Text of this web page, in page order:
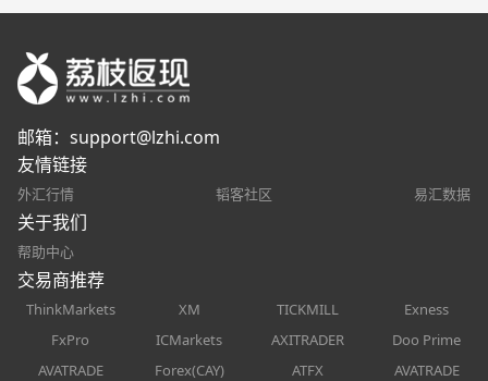
邮箱： support@lzhi.com
友情链接
外汇行情 韬客社区 易汇数据
关于我们
帮助中心
交易商推荐
ThinkMarkets XM TICKMILL
Exness
FxPro
ICMarkets AXITRADER
Doo Prime
AVATRADE
Forex(CAY) ATFX
AVATRADE